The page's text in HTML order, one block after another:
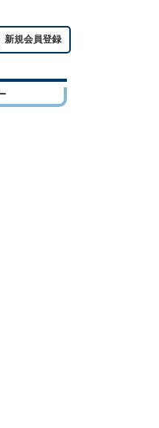
新規会員登録